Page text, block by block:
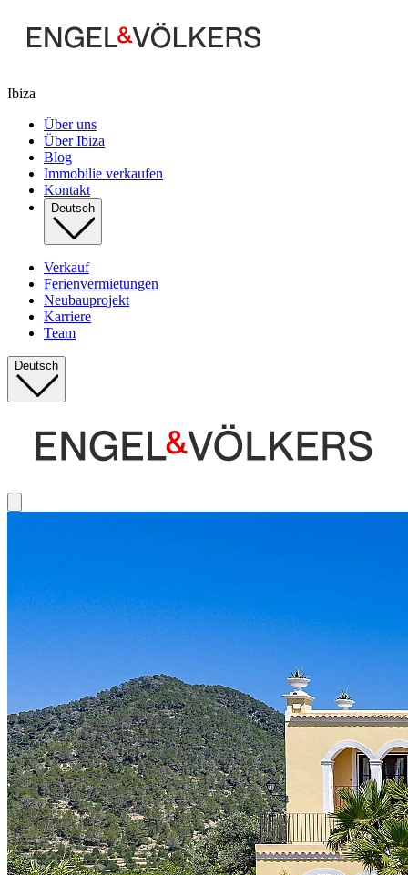
Ibiza
Über uns
Über Ibiza
Blog
Immobilie verkaufen
Kontakt
Deutsch
Verkauf
Ferienvermietungen
Neubauprojekt
Karriere
Team
Deutsch